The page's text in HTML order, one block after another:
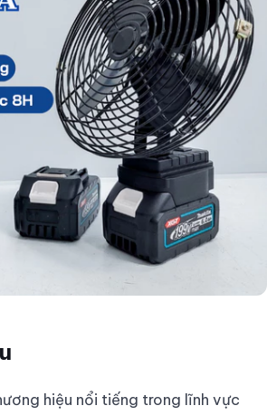
hiệu nổi tiếng trong lĩnh vực